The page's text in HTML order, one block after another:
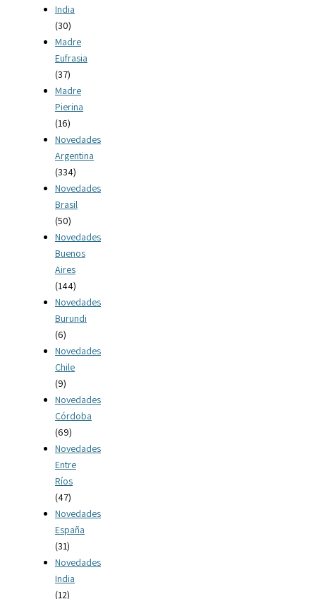
India
(30)
Madre
Eufrasia
(37)
Madre
Pierina
(16)
Novedades
Argentina
(334)
Novedades
Brasil
(50)
Novedades
Buenos
Aires
(144)
Novedades
Burundi
(6)
Novedades
Chile
(9)
Novedades
Córdoba
(69)
Novedades
Entre
Ríos
(47)
Novedades
España
(31)
Novedades
India
(12)